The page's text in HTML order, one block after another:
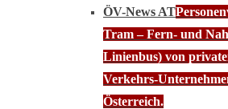
ÖV-News AT
Tram – Fern- und
Linienbus) von
Verkehrs-
Österreich.